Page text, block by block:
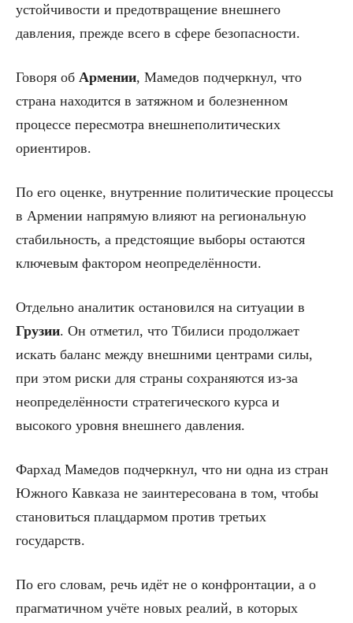
устойчивости и предотвращение внешнего
давления, прежде всего в сфере безопасности.
Говоря об Армении, Мамедов подчеркнул, что
страна находится в затяжном и болезненном
процессе пересмотра внешнеполитических
ориентиров.
По его оценке, внутренние политические процессы
в Армении напрямую влияют на региональную
стабильность, а предстоящие выборы остаются
ключевым фактором неопределённости.
Отдельно аналитик остановился на ситуации в
Грузии. Он отметил, что Тбилиси продолжает
искать баланс между внешними центрами силы,
при этом риски для страны сохраняются из-за
неопределённости стратегического курса и
высокого уровня внешнего давления.
Фархад Мамедов подчеркнул, что ни одна из стран
Южного Кавказа не заинтересована в том, чтобы
становиться плацдармом против третьих
государств.
По его словам, речь идёт не о конфронтации, а о
прагматичном учёте новых реалий, в которых